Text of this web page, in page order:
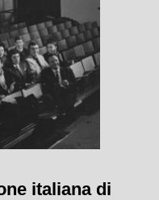
italiana di